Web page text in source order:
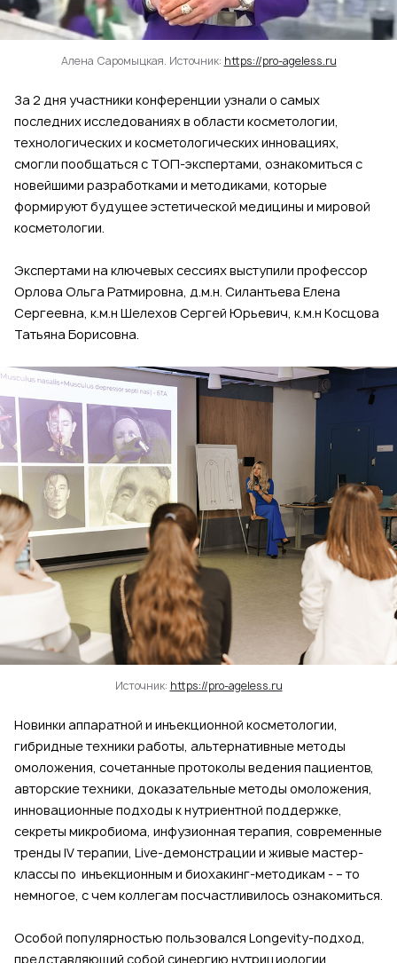
Алена Саромыцкая. Источник: https://pro-ageless.ru
За 2 дня участники конференции узнали о самых
последних исследованиях в области косметологии,
технологических и косметологических инновациях,
смогли пообщаться с ТОП-экспертами, ознакомиться с
новейшими разработками и методиками, которые
формируют будущее эстетической медицины и мировой
косметологии.
Экспертами на ключевых сессиях выступили профессор
Орлова Ольга Ратмировна, д.м.н. Силантьева Елена
Сергеевна, к.м.н Шелехов Сергей Юрьевич, к.м.н Косцова
Татьяна Борисовна.
Источник: https://pro-ageless.ru
Новинки аппаратной и инъекционной косметологии,
гибридные техники работы, альтернативные методы
омоложения, сочетанные протоколы ведения пациентов,
авторские техники, доказательные методы омоложения,
инновационные подходы к нутриентной поддержке,
секреты микробиома, инфузионная терапия, современные
тренды IV терапии, Live-демонстрации и живые мастер-
классы по инъекционным и биохакинг-методикам - – то
немногое, с чем коллегам посчастливилось ознакомиться.
Особой популярностью пользовался Longevity-подход,
представляющий собой синергию нутрициологии,